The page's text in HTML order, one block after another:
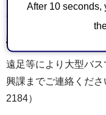
After 10 seconds,
8時まで）
駐車料金：無料
遠足等により大型バ
興課までご連絡くだ
2184）